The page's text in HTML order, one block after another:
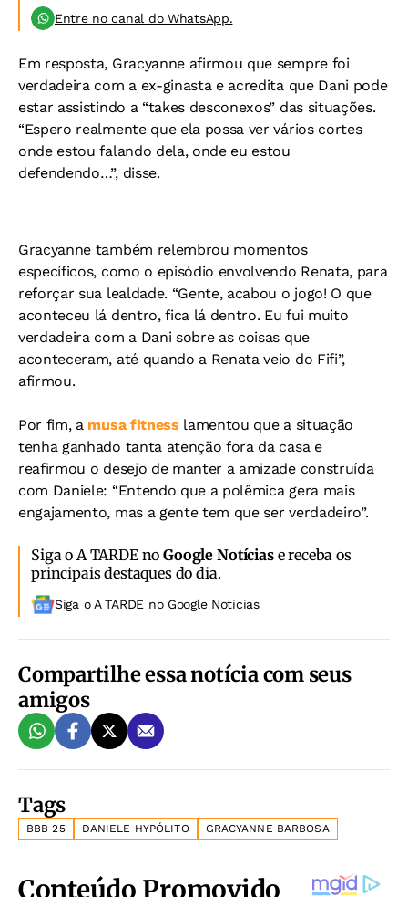
Entre no canal do WhatsApp.
Em resposta, Gracyanne afirmou que sempre foi
verdadeira com a ex-ginasta e acredita que Dani pode
estar assistindo a “takes desconexos” das situações.
“Espero realmente que ela possa ver vários cortes
onde estou falando dela, onde eu estou
defendendo…”, disse.
Gracyanne também relembrou momentos
específicos, como o episódio envolvendo Renata, para
reforçar sua lealdade. “Gente, acabou o jogo! O que
aconteceu lá dentro, fica lá dentro. Eu fui muito
verdadeira com a Dani sobre as coisas que
aconteceram, até quando a Renata veio do Fifi”,
afirmou.
Por fim, a musa fitness lamentou que a situação
tenha ganhado tanta atenção fora da casa e
reafirmou o desejo de manter a amizade construída
com Daniele: “Entendo que a polêmica gera mais
engajamento, mas a gente tem que ser verdadeiro”.
Siga o A TARDE noGoogle Notíciase receba os
principais destaques do dia.
Siga o A TARDE no Google Noticias
Compartilhe essa notícia com seus
amigos
Tags
BBB 25 DANIELE HYPÓLITO GRACYANNE BARBOSA